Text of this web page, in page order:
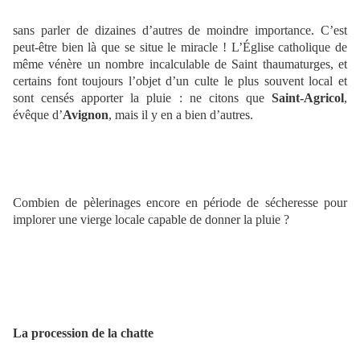
sans parler de dizaines d’autres de moindre importance. C’est
peut-être bien là que se situe le miracle ! L’Église catholique de
même vénère un nombre incalculable de Saint thaumaturges, et
certains font toujours l’objet d’un culte le plus souvent local et
sont censés apporter la pluie : ne citons que Saint-Agricol,
évêque d’Avignon, mais il y en a bien d’autres.
Combien de pèlerinages encore en période de sécheresse pour
implorer une vierge locale capable de donner la pluie ?
La procession de la chatte